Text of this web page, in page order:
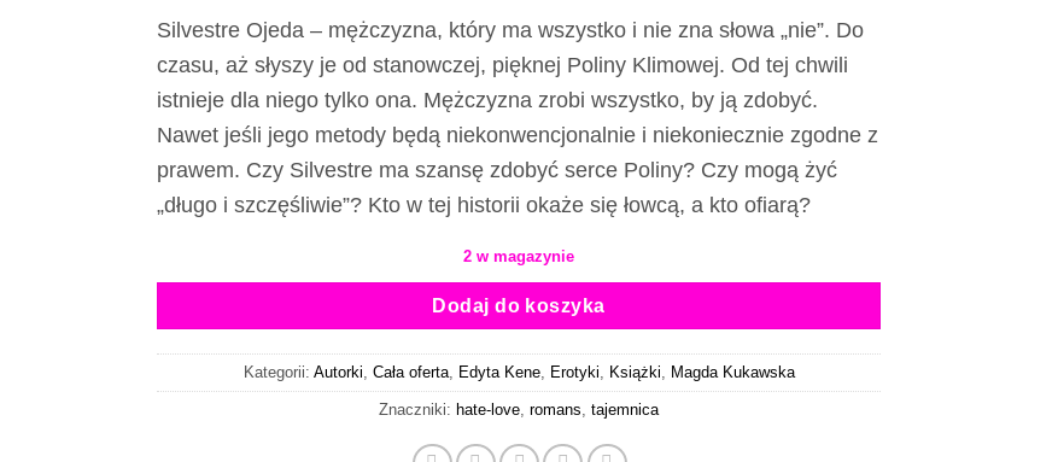
wynosiła:
47,90 zł.
wynosi:
39,00 zł.
Silvestre Ojeda – mężczyzna, który ma wszystko i nie zna słowa „nie”. Do
czasu, aż słyszy je od stanowczej, pięknej Poliny Klimowej. Od tej chwili
istnieje dla niego tylko ona. Mężczyzna zrobi wszystko, by ją zdobyć.
Nawet jeśli jego metody będą niekonwencjonalnie i niekoniecznie zgodne z
prawem. Czy Silvestre ma szansę zdobyć serce Poliny? Czy mogą żyć
„długo i szczęśliwie”? Kto w tej historii okaże się łowcą, a kto ofiarą?
2 w magazynie
Dodaj do koszyka
Kategorii: Autorki, Cała oferta, Edyta Kene, Erotyki, Książki, Magda Kukawska
Znaczniki: hate-love, romans, tajemnica